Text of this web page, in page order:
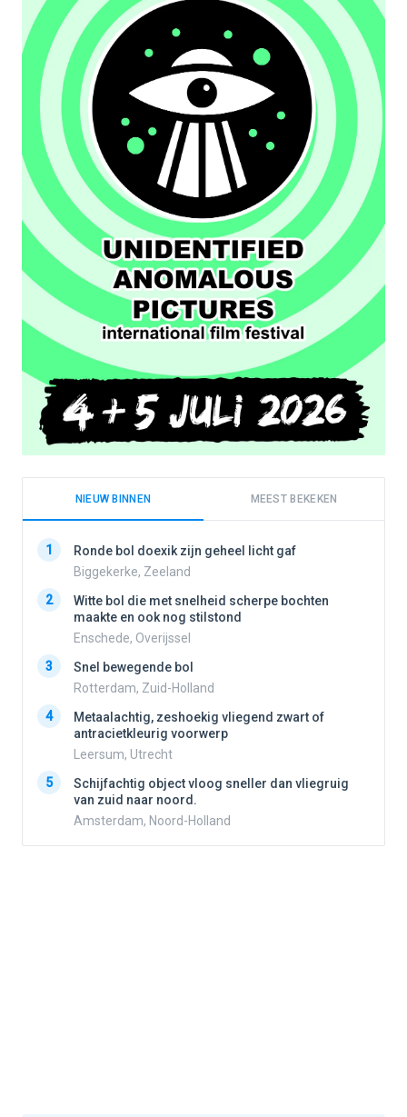
NIEUW BINNEN MEEST BEKEKEN
1
Ronde bol doexik zijn geheel licht gaf
Biggekerke, Zeeland
2
Witte bol die met snelheid scherpe bochten
maakte en ook nog stilstond
Enschede, Overijssel
3
Snel bewegende bol
Rotterdam, Zuid-Holland
4
Metaalachtig, zeshoekig vliegend zwart of
antracietkleurig voorwerp
Leersum, Utrecht
5
Schijfachtig object vloog sneller dan vliegruig
van zuid naar noord.
Amsterdam, Noord-Holland